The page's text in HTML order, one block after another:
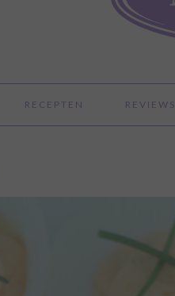
RECEPTEN REVIEWS